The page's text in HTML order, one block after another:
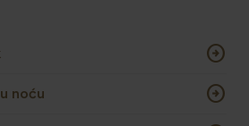
arrow_circle_right
noću arrow_circle_right